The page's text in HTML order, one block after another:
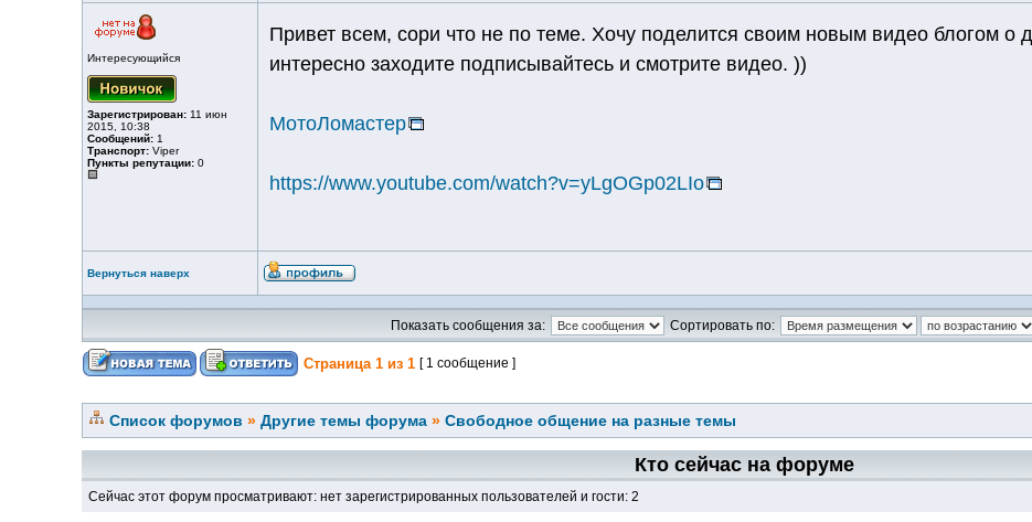
Интересующийся
Зарегистрирован: 11 июн
2015, 10:38
Сообщений: 1
Транспорт: Viper
Пункты репутации: 0
Привет всем, сори что не по теме. Хочу поделится своим новым видео блогом о
интересно заходите подписывайтесь и смотрите видео. ))
МотоЛомастер
https://www.youtube.com/watch?v=yLgOGp02LIo
Вернуться наверх
Показать сообщения за: Сортировать по:
Страница 1 из 1 [ 1 сообщение ]
Список форумов » Другие темы форума » Свободное общение на разные темы
Кто сейчас на форуме
Сейчас этот форум просматривают: нет зарегистрированных пользователей и гости: 2